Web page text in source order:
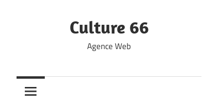
Culture 66
Agence Web